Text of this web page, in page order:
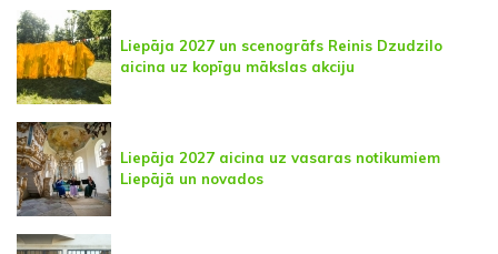
Liepāja 2027 un scenogrāfs Reinis Dzudzilo
aicina uz kopīgu mākslas akciju
Liepāja 2027 aicina uz vasaras notikumiem
Liepājā un novados